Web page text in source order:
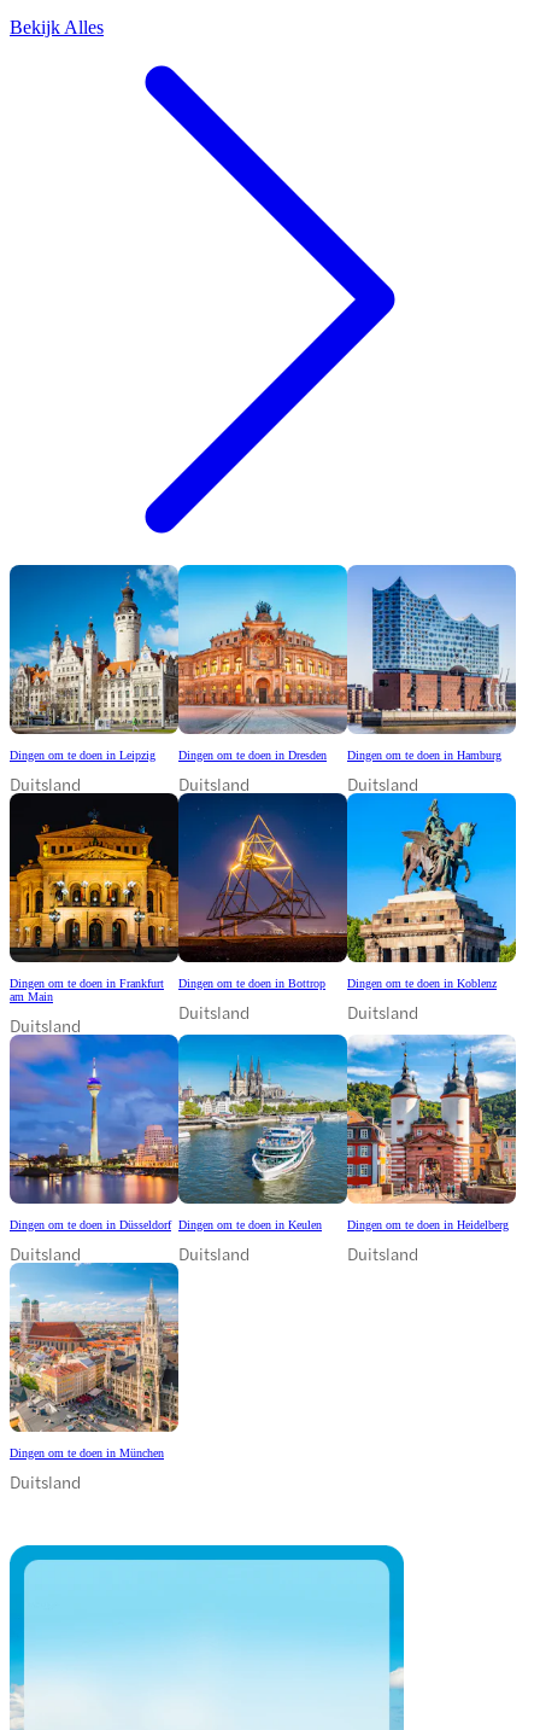
Bekijk Alles
Dingen om te doen in Leipzig
Duitsland
Dingen om te doen in Dresden
Duitsland
Dingen om te doen in Hamburg
Duitsland
Dingen om te doen in Frankfurt
am Main
Duitsland
Dingen om te doen in Bottrop
Duitsland
Dingen om te doen in Koblenz
Duitsland
Dingen om te doen in Düsseldorf
Duitsland
Dingen om te doen in Keulen
Duitsland
Dingen om te doen in Heidelberg
Duitsland
Dingen om te doen in München
Duitsland